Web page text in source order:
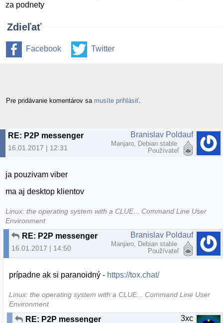
za podnety
Zdieľať
Facebook Twitter
Pre pridávanie komentárov sa musíte prihlásiť
RE: P2P messenger
16.01.2017 | 12:31
Branislav Poldauf
Manjaro, Debian stable
Používateľ
ja pouzivam viber
ma aj desktop klientov
Linux: the operating system with a CLUE... Command Line User
Environment
RE: P2P messenger
16.01.2017 | 14:50
Branislav Poldauf
Manjaro, Debian stable
Používateľ
prípadne ak si paranoidný - https://tox.chat/
Linux: the operating system with a CLUE... Command Line User
Environment
RE: P2P messenger 3xc